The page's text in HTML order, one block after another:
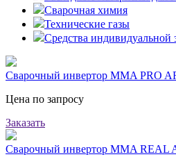
Сварочная химия
Технические газы
Средства индивидуальной
Сварочный инвертор MMA PRO
Цена по запросу
Заказать
Сварочный инвертор MMA REAL